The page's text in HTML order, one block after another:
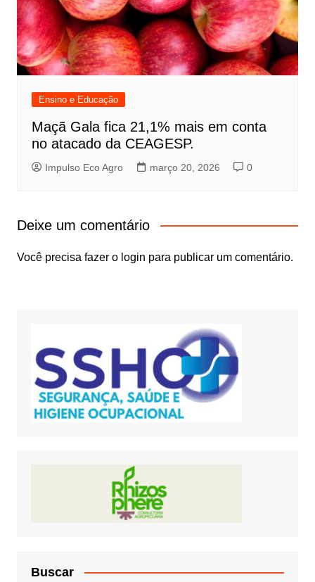
Ensino e Educação
Maçã Gala fica 21,1% mais em conta
no atacado da CEAGESP.
Impulso Eco Agro março 20, 2026 0
Deixe um comentário
Você precisa fazer o login para publicar um comentário.
Buscar